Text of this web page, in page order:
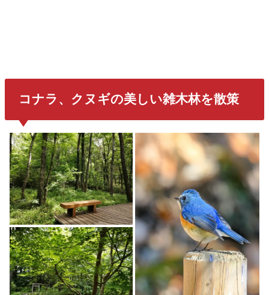
コナラ、クヌギの美しい雑木林を散策